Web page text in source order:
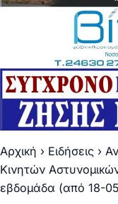
Αρχική › Ειδήσεις ›
Κινητών
εβδομάδα (από 18-